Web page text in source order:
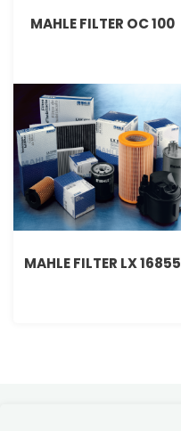
MAHLE FILTER OC 100
MAHLE FILTER LX 16855